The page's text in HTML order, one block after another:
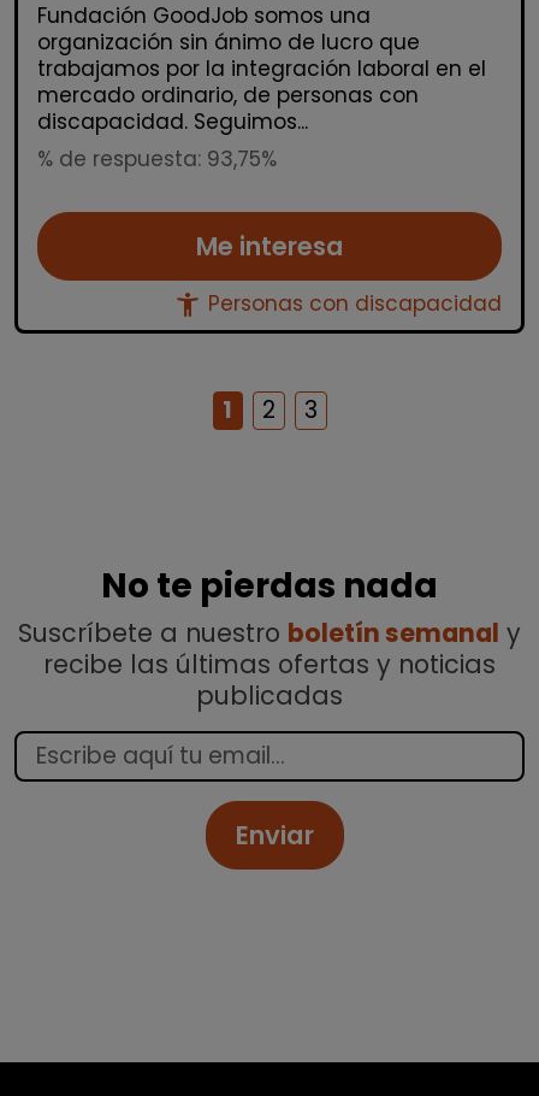
Fundación GoodJob somos una
organización sin ánimo de lucro que
trabajamos por la integración laboral en el
mercado ordinario, de personas con
discapacidad. Seguimos...
% de respuesta: 93,75%
Me interesa
accessibility_new Personas con discapacidad
1 2 3
No te pierdas nada
Suscríbete a nuestro boletín semanal y
recibe las últimas ofertas y noticias
publicadas
Enviar